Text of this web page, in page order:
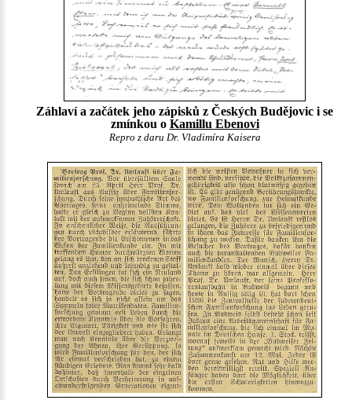
Záhlaví a začátek jeho zápisků z Českých Budějovic i se
zmínkou o Kamillu Ebenovi
Repro z daru Dr. Vladimíra Kaisera